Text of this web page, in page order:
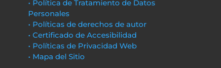
• Política de Tratamiento de Datos
Personales
• Políticas de derechos de autor
• Certificado de Accesibilidad
• Políticas de Privacidad Web
• Mapa del Sitio